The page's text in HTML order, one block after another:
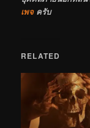
เพจครับ
RELATED